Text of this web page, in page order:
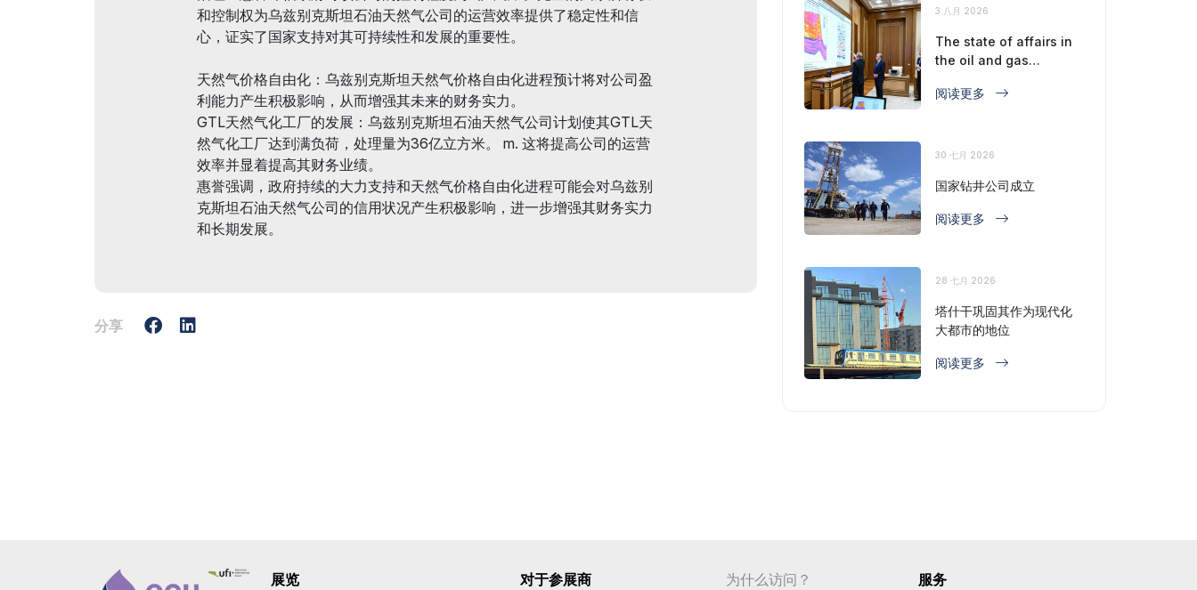
和控制权为乌兹别克斯坦石油天然气公司的运营效率提供了稳定性和信
心，证实了国家支持对其可持续性和发展的重要性。
天然气价格自由化：乌兹别克斯坦天然气价格自由化进程预计将对公司盈
利能力产生积极影响，从而增强其未来的财务实力。
GTL天然气化工厂的发展：乌兹别克斯坦石油天然气公司计划使其GTL天
然气化工厂达到满负荷，处理量为36亿立方米。 m. 这将提高公司的运营
效率并显着提高其财务业绩。
惠誉强调，政府持续的大力支持和天然气价格自由化进程可能会对乌兹别
克斯坦石油天然气公司的信用状况产生积极影响，进一步增强其财务实力
和长期发展。
分享
3 八月 2026
The state of affairs in
the oil and gas
阅读更多
30 七月 2026
国家钻井公司成立
阅读更多
28 七月 2026
塔什干巩固其作为现代化
大都市的地位
阅读更多
展览
对于参展商
为什么访问？
服务